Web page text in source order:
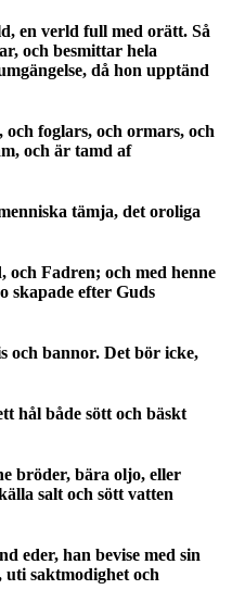
en verld full med orätt. Så
och besmittar hela
då hon upptänd
foglars, och ormars, och
och är tamd af
tämja, det oroliga
och Fadren; och med henne
skapade efter Guds
och bannor. Det bör icke,
hål både sött och bäskt
bröder, bära oljo, eller
salt och sött vatten
eder, han bevise med sin
uti saktmodighet och